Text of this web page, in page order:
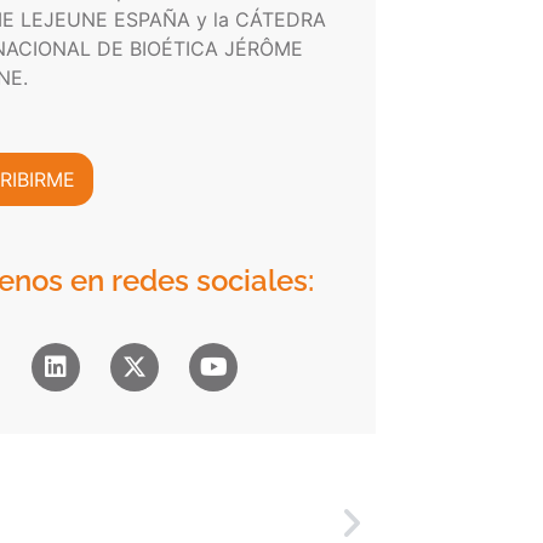
LEJEUNE ESPAÑA y la CÁTEDRA
DE BIOÉTICA JÉRÔME
en redes sociales: